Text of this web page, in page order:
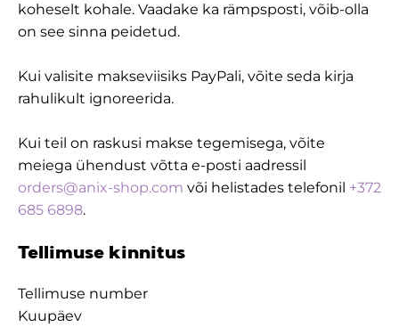
koheselt kohale. Vaadake ka rämpsposti, võib-olla
on see sinna peidetud.
Kui valisite makseviisiks PayPali, võite seda kirja
rahulikult ignoreerida.
Kui teil on raskusi makse tegemisega, võite
meiega ühendust võtta e-posti aadressil
orders@anix-shop.com või helistades telefonil +372
685 6898.
Tellimuse kinnitus
Tellimuse number
Kuupäev